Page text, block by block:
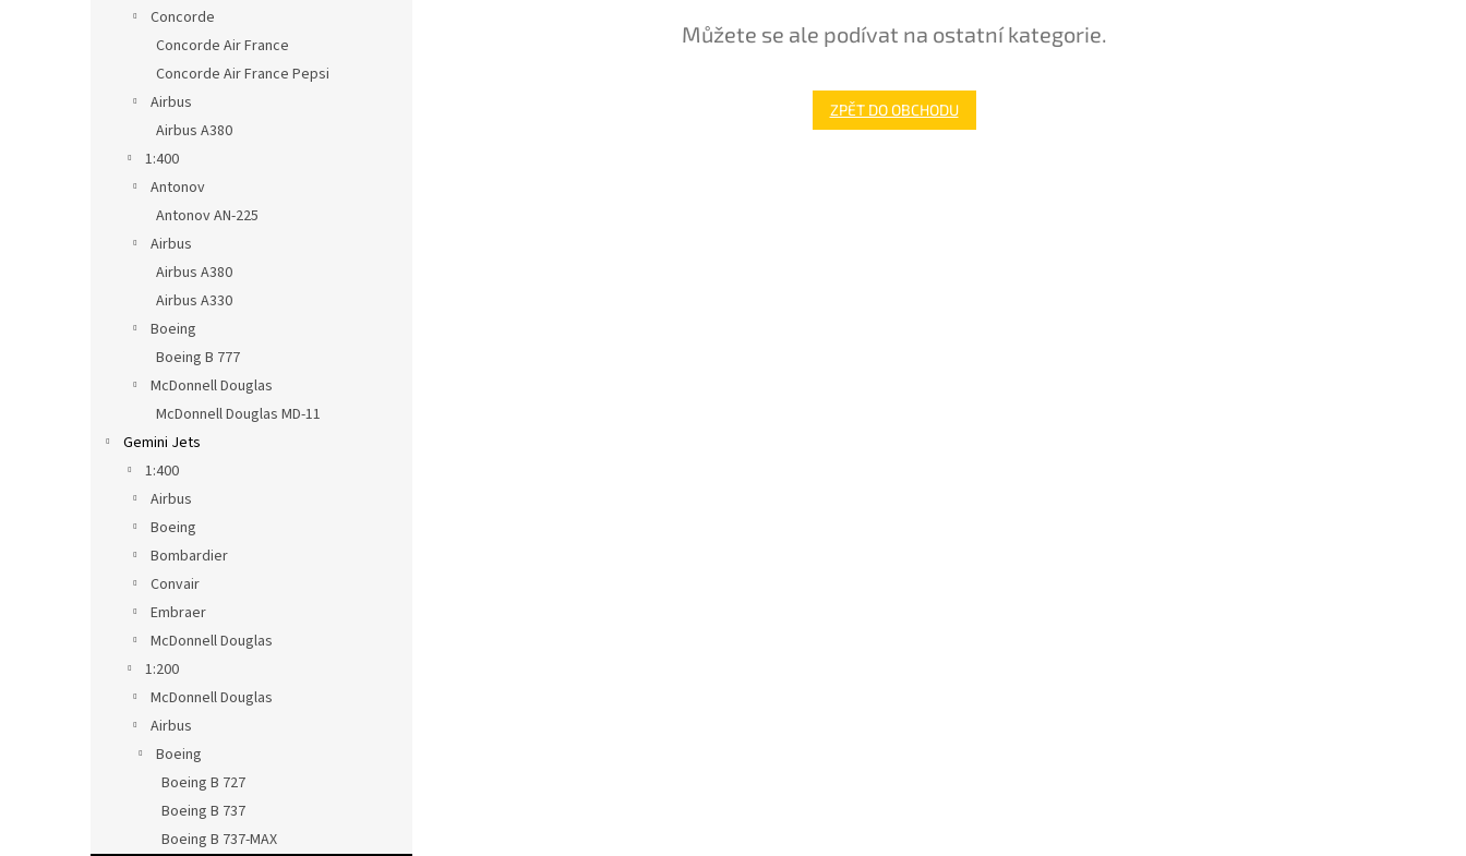
Concorde
Concorde Air France
Concorde Air France Pepsi
Airbus
Airbus A380
1:400
Antonov
Antonov AN-225
Airbus
Airbus A380
Airbus A330
Boeing
Boeing B 777
McDonnell Douglas
McDonnell Douglas MD-11
Gemini Jets
1:400
Airbus
Boeing
Bombardier
Convair
Embraer
McDonnell Douglas
1:200
McDonnell Douglas
Airbus
Boeing
Boeing B 727
Boeing B 737
Boeing B 737-MAX
Můžete se ale podívat na ostatní kategorie.
ZPĚT DO OBCHODU